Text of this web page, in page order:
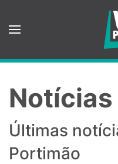
Saltar para o
Notícias
Últimas
Portimão